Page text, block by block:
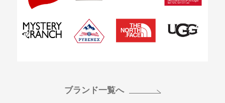
ブランド一覧へ